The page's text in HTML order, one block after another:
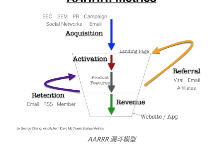
AARRR 漏斗模型